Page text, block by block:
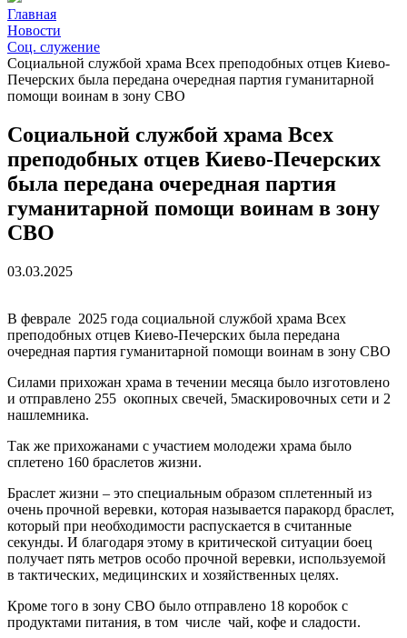
Главная
Новости
Соц. служение
Социальной службой храма Всех преподобных отцев Киево-
Печерских была передана очередная партия гуманитарной
помощи воинам в зону СВО
Социальной службой храма Всех
преподобных отцев Киево-Печерских
была передана очередная партия
гуманитарной помощи воинам в зону
СВО
03.03.2025
В феврале 2025 года социальной службой храма Всех
преподобных отцев Киево-Печерских была передана
очередная партия гуманитарной помощи воинам в зону СВО
Силами прихожан храма в течении месяца было изготовлено
и отправлено 255 окопных свечей, 5маскировочных сети и 2
нашлемника.
Так же прихожанами с участием молодежи храма было
сплетено 160 браслетов жизни.
Браслет жизни – это специальным образом сплетенный из
очень прочной веревки, которая называется паракорд браслет,
который при необходимости распускается в считанные
секунды. И благодаря этому в критической ситуации боец
получает пять метров особо прочной веревки, используемой
в тактических, медицинских и хозяйственных целях.
Кроме того в зону СВО было отправлено 18 коробок с
продуктами питания, в том числе чай, кофе и сладости.